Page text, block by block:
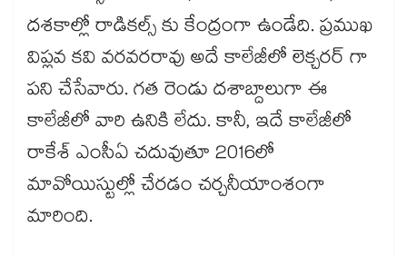
దశకాల్లో రాడికల్స్ కు కేంద్రంగా ఉండేది. ప్రముఖ
విప్లవ కవి వరవరరావు అదే కాలేజీలో లెక్చరర్ గా
పని చేసేవారు. గత రెండు దశాబ్దాలుగా ఈ
కాలేజీలో వారి ఉనికి లేదు. కానీ, ఇదే కాలేజీలో
రాకేశ్​ ఎంసీఏ చదువుతూ 2016లో
మావోయిస్టుల్లో చేరడం చర్చనీయాంశంగా
మారింది.